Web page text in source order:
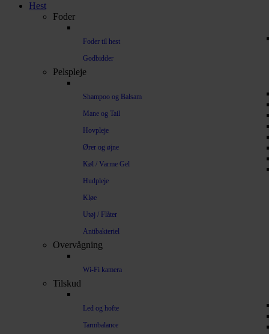
Hest
Foder
Foder til hest
Godbidder
Pelspleje
Shampoo og Balsam
Mane og Tail
Hovpleje
Ører og øjne
Køl / Varme Gel
Hudpleje
Kløe
Utøj / Flåter
Antibakteriel
Overvågning
Wi-Fi kamera
Tilskud
Led og hofte
Tarmbalance